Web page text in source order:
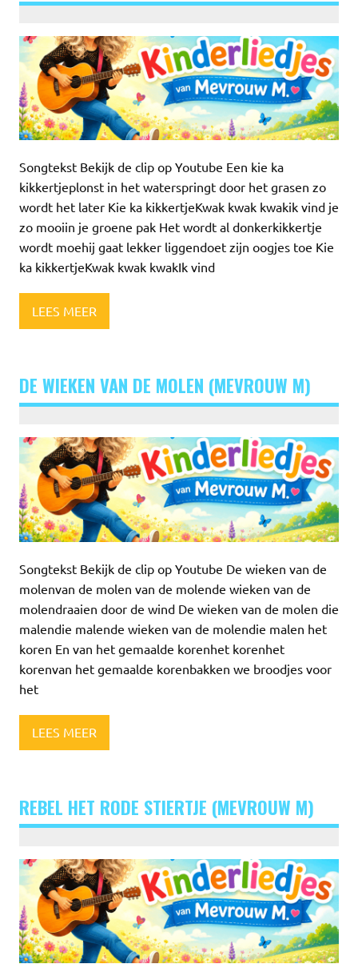
Songtekst Bekijk de clip op Youtube Een kie ka
kikkertjeplonst in het waterspringt door het grasen zo
wordt het later Kie ka kikkertjeKwak kwak kwakik vind je
zo mooiin je groene pak Het wordt al donkerkikkertje
wordt moehij gaat lekker liggendoet zijn oogjes toe Kie
ka kikkertjeKwak kwak kwakIk vind
LEES MEER
DE WIEKEN VAN DE MOLEN (MEVROUW M)
Songtekst Bekijk de clip op Youtube De wieken van de
molenvan de molen van de molende wieken van de
molendraaien door de wind De wieken van de molen die
malendie malende wieken van de molendie malen het
koren En van het gemaalde korenhet korenhet
korenvan het gemaalde korenbakken we broodjes voor
het
LEES MEER
REBEL HET RODE STIERTJE (MEVROUW M)